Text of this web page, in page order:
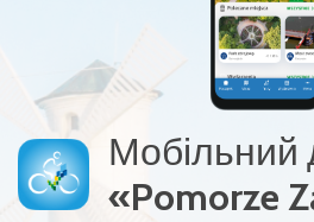
Мобільний
«Pomorze